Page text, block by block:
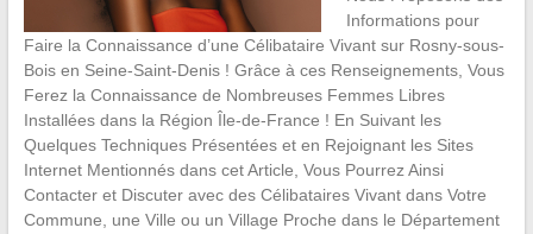
Informations pour
Faire la Connaissance d’une Célibataire Vivant sur Rosny-sous-
Bois en Seine-Saint-Denis ! Grâce à ces Renseignements, Vous
Ferez la Connaissance de Nombreuses Femmes Libres
Installées dans la Région Île-de-France ! En Suivant les
Quelques Techniques Présentées et en Rejoignant les Sites
Internet Mentionnés dans cet Article, Vous Pourrez Ainsi
Contacter et Discuter avec des Célibataires Vivant dans Votre
Commune, une Ville ou un Village Proche dans le Département